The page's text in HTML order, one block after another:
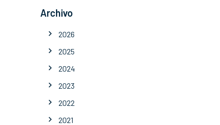
Archivo
2026
2025
2024
2023
2022
2021